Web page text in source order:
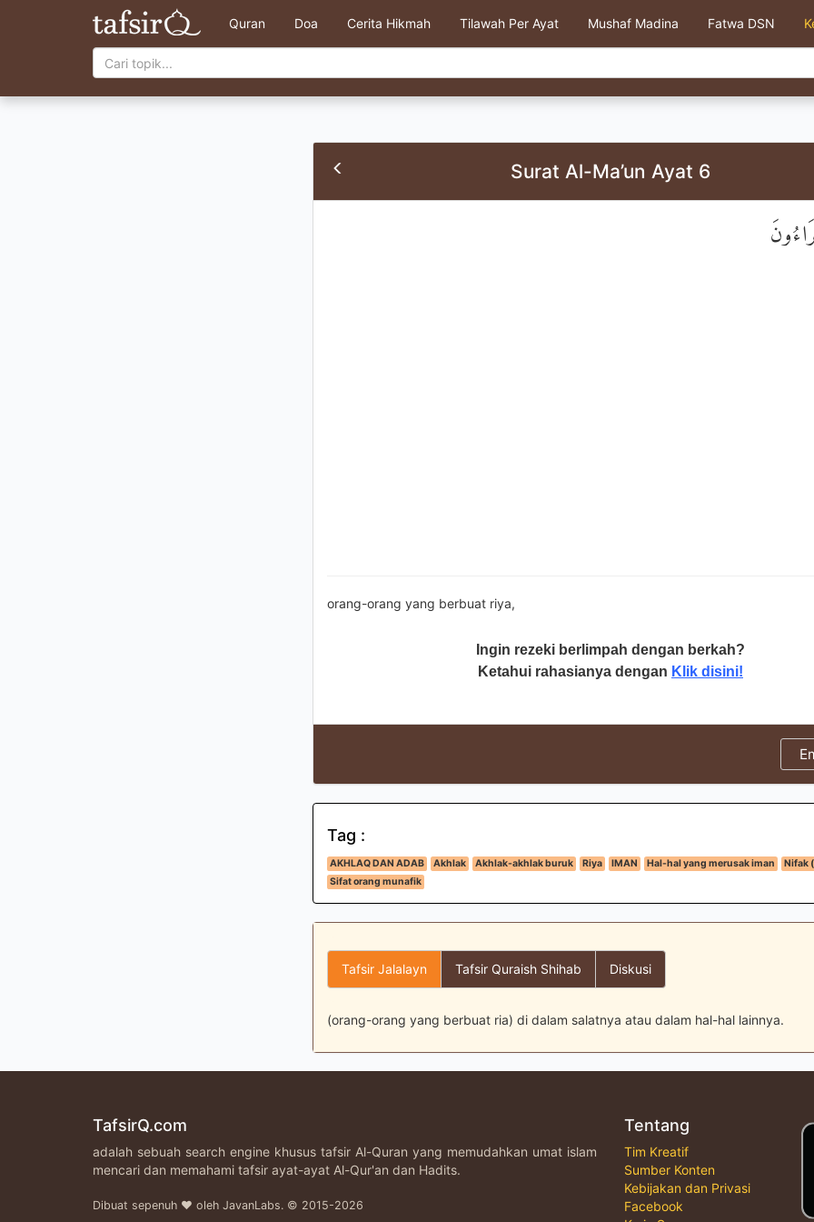
Quran Doa Cerita Hikmah Tilawah Per Ayat Mushaf Madina Fatwa DSN
Surat Al-Ma’un Ayat 6
orang-orang yang berbuat riya,
Ingin rezeki berlimpah dengan berkah?
Ketahui rahasianya dengan Klik disini!
Tag :
AKHLAQ DAN ADAB Akhlak Akhlak-akhlak buruk Riya IMAN Hal-hal yang merusak iman
Nifak
Sifat orang munafik
Tafsir Jalalayn Tafsir Quraish Shihab Diskusi
(orang-orang yang berbuat ria) di dalam salatnya atau dalam hal-hal lainnya.
TafsirQ.com
adalah sebuah search engine khusus tafsir Al-Quran yang memudahkan umat islam
mencari dan memahami tafsir ayat-ayat Al-Qur'an dan Hadits.
Dibuat sepenuh ♥ oleh JavanLabs. © 2015-2026
Tentang
Tim Kreatif
Sumber Konten
Kebijakan dan Privasi
Facebook